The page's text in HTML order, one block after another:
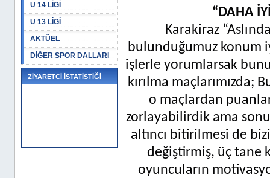
U 14 LİGİ
U 13 LİGİ
AKTÜEL
DİĞER SPOR DALLARI
ZİYARETCİ İSTATİSTİĞİ
“DAHA
Karakiraz
bulunduğumuz konum
işlerle yorumlarsak
kırılma maçlarımızda;
o maçlardan
zorlayabilirdik ama
altıncı bitirilmesi de
değiştirmiş, üç tane
oyuncuların